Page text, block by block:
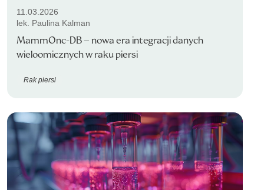
11.03.2026
lek. Paulina Kalman
MammOnc-DB – nowa era integracji danych
wieloomicznych w raku piersi
Rak piersi